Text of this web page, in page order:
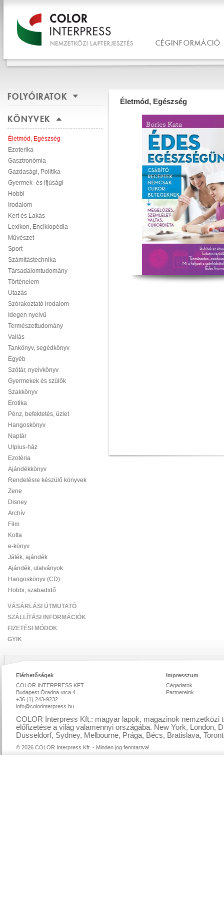
CÉGINFORMÁCIÓ
FOLYÓIRATOK
KÖNYVEK
Életmód, Egészség
Ezoterika
Gasztronómia
Gazdasági, Politika
Gyermek- és ifjúsági
Hobbi
Irodalom
Kert és Lakás
Lexikon, Enciklopédia
Művészet
Sport
Számítástechnika
Társadalomtudomány
Történelem
Utazás
Szórakoztató irodalom
Idegen nyelvű
Természettudomány
Vallás
Tankönyv, segédkönyv
Egyéb
Szótár, nyelvkönyv
Gyermekek és szülők
Szakkönyv
Erotika
Pénz, befektetés, üzlet
Hangoskönyv
Naptár
Ulpius-ház
Ezotéria
Ajándékkönyv
Rendelésre készülő könyvek
Zene
Disney
Archív
Film
Kotta
e-könyv
Játék, ajándék
Ajándék, utalványok
Hangoskönyv (CD)
Hobbi, szabadidő
VÁSÁRLÁSI ÚTMUTATÓ
SZÁLLÍTÁSI INFORMÁCIÓK
FIZETÉSI MÓDOK
GYIK
Életmód, Egészség
Elérhetőségek
COLOR INTERPRESS KFT.
Budapest Óradna utca 4.
+36 (1) 243-9232
info@colorinterpress.hu
Impresszum
Cégadatok
Partnereink
COLOR Interpress Kft.: magyar lapok, magazinok nemzetközi
előfizetése a világ valamennyi országába. New York, London,
Düsseldorf, Sydney, Melbourne, Prága, Bécs, Bratislava,
© 2026 COLOR Interpress Kft. - Minden jog fenntartva!